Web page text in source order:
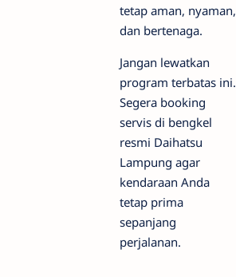
tetap aman, nyaman,
dan bertenaga.
Jangan lewatkan
program terbatas ini.
Segera booking
servis di bengkel
resmi Daihatsu
Lampung agar
kendaraan Anda
tetap prima
sepanjang
perjalanan.